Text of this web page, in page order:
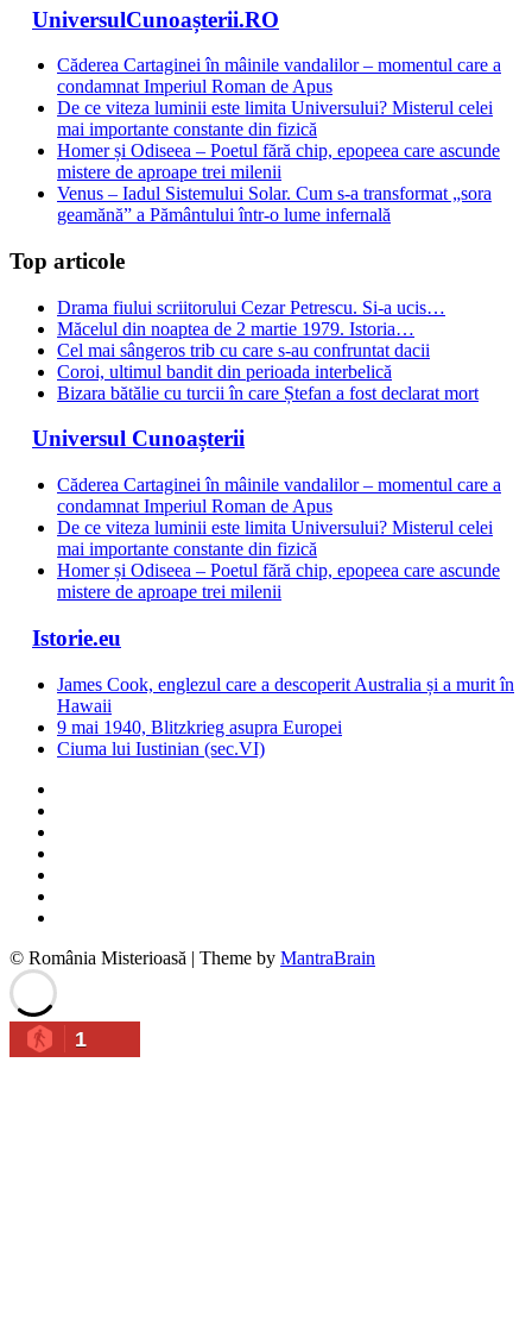
UniversulCunoașterii.RO
Căderea Cartaginei în mâinile vandalilor – momentul care a
condamnat Imperiul Roman de Apus
De ce viteza luminii este limita Universului? Misterul celei
mai importante constante din fizică
Homer și Odiseea – Poetul fără chip, epopeea care ascunde
mistere de aproape trei milenii
Venus – Iadul Sistemului Solar. Cum s-a transformat „sora
geamănă” a Pământului într-o lume infernală
Top articole
Drama fiului scriitorului Cezar Petrescu. Si-a ucis…
Măcelul din noaptea de 2 martie 1979. Istoria…
Cel mai sângeros trib cu care s-au confruntat dacii
Coroi, ultimul bandit din perioada interbelică
Bizara bătălie cu turcii în care Ștefan a fost declarat mort
Universul Cunoașterii
Căderea Cartaginei în mâinile vandalilor – momentul care a
condamnat Imperiul Roman de Apus
De ce viteza luminii este limita Universului? Misterul celei
mai importante constante din fizică
Homer și Odiseea – Poetul fără chip, epopeea care ascunde
mistere de aproape trei milenii
Istorie.eu
James Cook, englezul care a descoperit Australia și a murit în
Hawaii
9 mai 1940, Blitzkrieg asupra Europei
Ciuma lui Iustinian (sec.VI)
© România Misterioasă | Theme by MantraBrain
1